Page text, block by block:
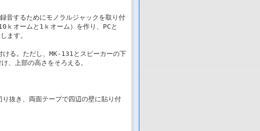
音するためにモノラルジャックを取り付
ｋオームと1ｋオーム）を作り、PCと
ます。
る。ただし、MK-131とスピーカーの下
、上部の高さをそろえる。
抜き、両面テープで四辺の壁に貼り付